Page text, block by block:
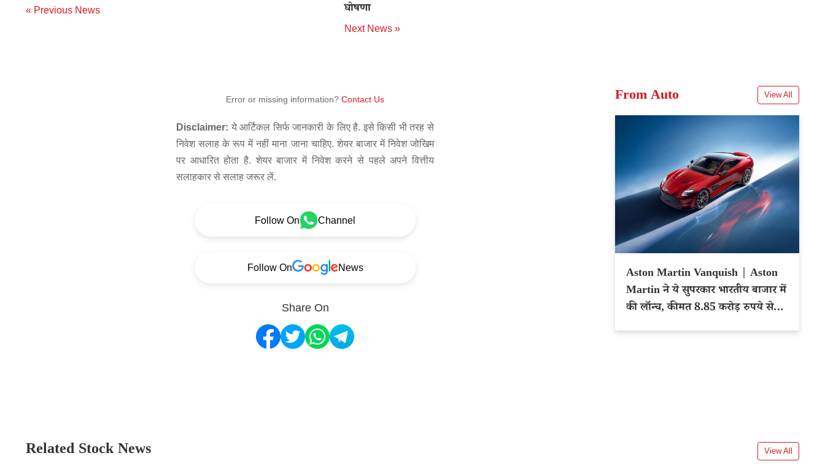
« Previous News
घोषणा
Next News »
Error or missing information? Contact Us
Disclaimer: ये आर्टिकल सिर्फ जानकारी के लिए है. इसे किसी भी तरह से
निवेश सलाह के रूप में नहीं माना जाना चाहिए. शेयर बाजार में निवेश जोखिम
पर आधारित होता है. शेयर बाजार में निवेश करने से पहले अपने वित्तीय
सलाहकार से सलाह जरूर लें.
Follow On Channel
Follow On News
Share On
From Auto View All
Aston Martin Vanquish | Aston
Martin ने ये सुपरकार भारतीय बाजार में
की लॉन्च, कीमत 8.85 करोड़ रुपये से
Related Stock News View All